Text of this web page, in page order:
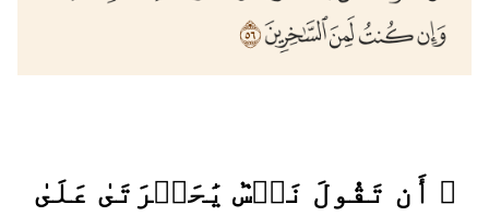
﴿ أَن تَقُولَ نَفۡسٞ يَٰحَسۡرَتَىٰ عَلَىٰ